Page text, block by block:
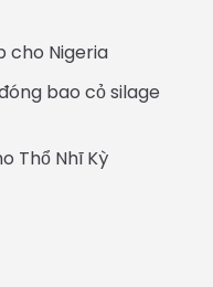
cho Nigeria
bao cỏ silage
Thổ Nhĩ Kỳ